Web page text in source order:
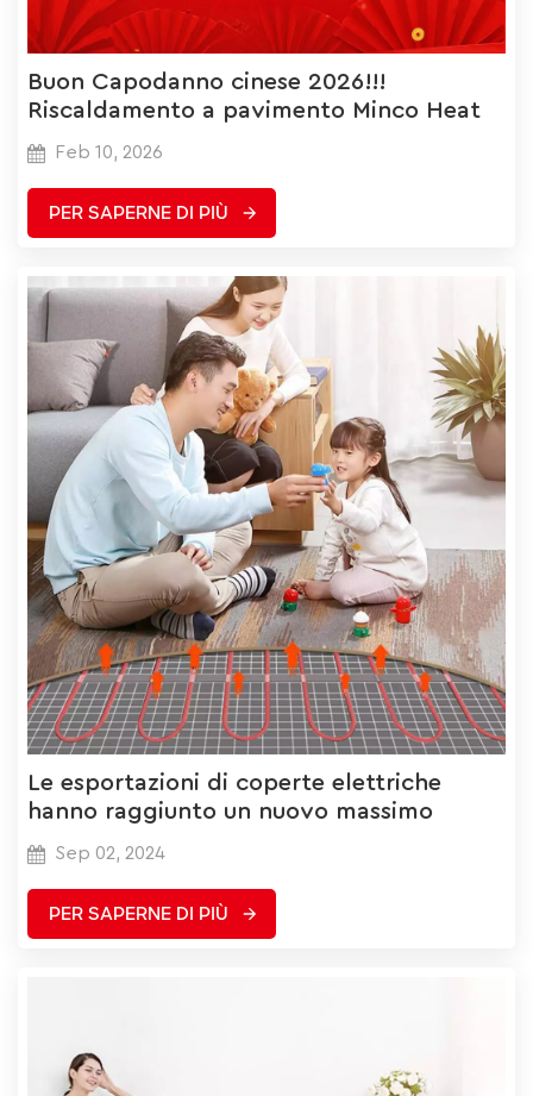
Buon Capodanno cinese 2026!!!
Riscaldamento a pavimento Minco Heat
Feb 10, 2026
PER SAPERNE DI PIÙ
Le esportazioni di coperte elettriche
hanno raggiunto un nuovo massimo
Sep 02, 2024
PER SAPERNE DI PIÙ